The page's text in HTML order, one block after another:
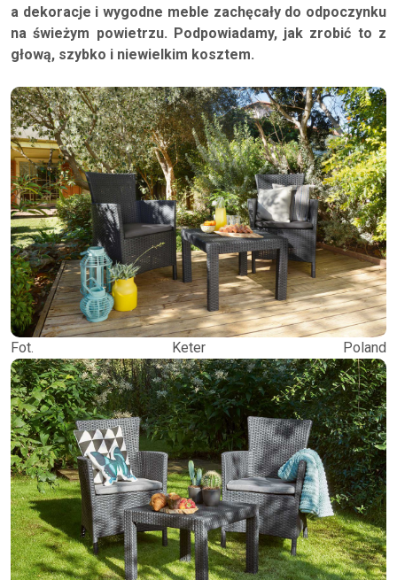
a dekoracje i wygodne meble zachęcały do odpoczynku
na świeżym powietrzu. Podpowiadamy, jak zrobić to z
głową, szybko i niewielkim kosztem.
Fot. Keter Poland